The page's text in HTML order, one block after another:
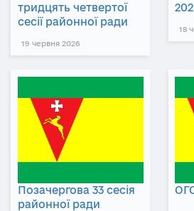
тридцять четвертої
сесії районної ради
19 червня 2026
18
Позачергова 33 сесія
районної ради